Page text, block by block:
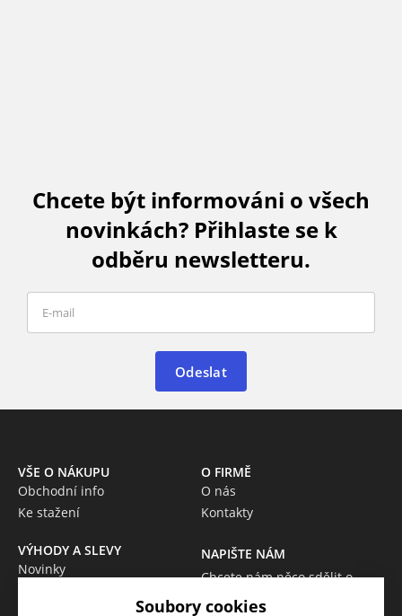
Chcete být informováni o všech
novinkách? Přihlaste se k
odběru newsletteru.
Odeslat
VŠE O NÁKUPU
Obchodní info
Ke stažení
O FIRMĚ
O nás
Kontakty
VÝHODY A SLEVY
Novinky
NAPIŠTE NÁM
Chcete nám něco sdělit o
našich produktech nebo e-
Soubory cookies